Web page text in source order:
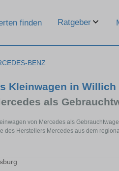
finden Ratgeber
BENZ
Kleinwagen in
als
von Mercedes als
des Herstellers Mercedes aus dem